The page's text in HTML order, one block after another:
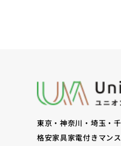
守、管理（9）サービ
スの企画、研究および
する情報等の個人情報
アフィリエーター、
東京・神奈川・埼玉・
格安家具家電付きマン